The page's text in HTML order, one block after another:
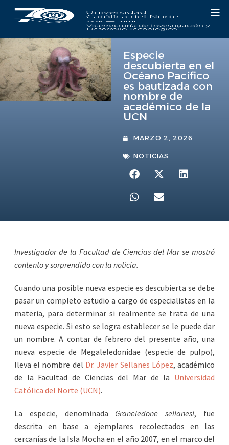
Especie
descubierta en el
Océano Pacífico
es bautizada con
nombre de
académico de la
UCN
MARZO 2, 2026
NOTICIAS
Investigador de la Facultad de Ciencias del Mar se mostró
contento y sorprendido con la noticia.
Cuando una posible nueva especie es descubierta se debe
pasar un completo estudio a cargo de especialistas en la
materia, para determinar si realmente se trata de una
nueva especie. Si esto se logra establecer se le puede dar
un nombre. A contar de febrero del presente año, una
nueva especie de Megaleledonidae (especie de pulpo),
lleva el nombre del Dr. Javier Sellanes López, académico
de la Facultad de Ciencias del Mar de la Universidad
Católica del Norte (UCN).
La especie, denominada Graneledone sellanesi, fue
descrita en base a ejemplares recolectados en las
cercanías de la Isla Mocha en el año 2007, en el marco del